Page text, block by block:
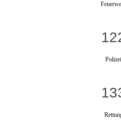
Polizei